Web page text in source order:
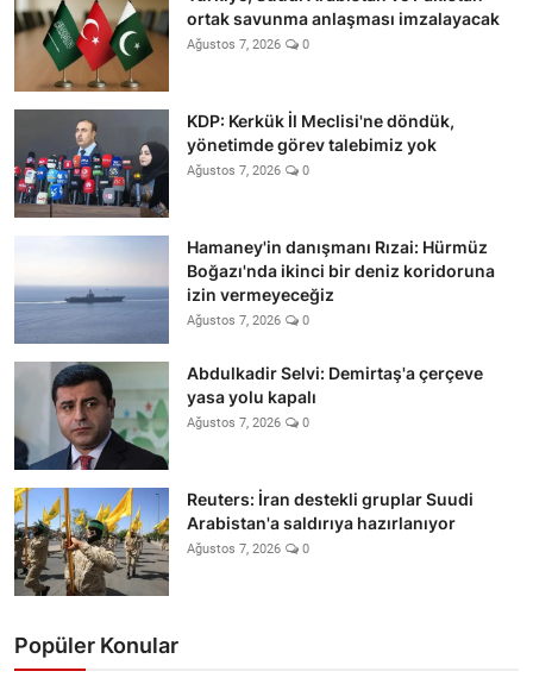
ortak savunma anlaşması imzalayacak
Ağustos 7, 2026 0
KDP: Kerkük İl Meclisi'ne döndük,
yönetimde görev talebimiz yok
Ağustos 7, 2026 0
Hamaney'in danışmanı Rızai: Hürmüz
Boğazı'nda ikinci bir deniz koridoruna
izin vermeyeceğiz
Ağustos 7, 2026 0
Abdulkadir Selvi: Demirtaş'a çerçeve
yasa yolu kapalı
Ağustos 7, 2026 0
Reuters: İran destekli gruplar Suudi
Arabistan'a saldırıya hazırlanıyor
Ağustos 7, 2026 0
Popüler Konular